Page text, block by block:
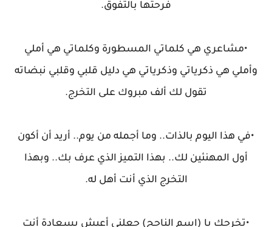
فرحتها بالتفوق.
•مشاعري هي كلماتي المسطورة وكلماتي هي أملي
وأملي هي ذكرياتي وذكرياتي هي دليل قلبي وقلبي نبضاته
تقول لك ألف مبروك على التخرج.
•في هذا اليوم بالذات.. وما أجمله من يوم.. أريد أن أكون
أول المهنئين لك.. بهذا التميز الذي عرف بك.. وبهذا
التخرج الذي أنت أهل له.
•تخرجك يا (اسم الناجح) جعلني أعيش بسعادة أنت